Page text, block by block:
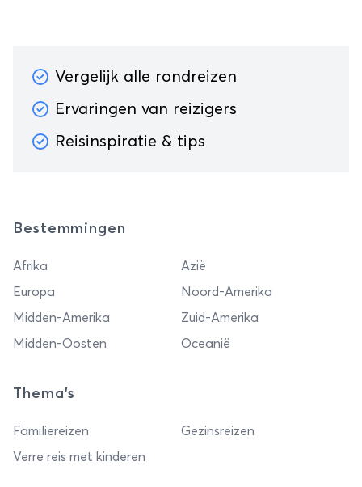
Vergelijk alle rondreizen
Ervaringen van reizigers
Reisinspiratie & tips
Bestemmingen
Afrika
Azië
Europa
Noord-Amerika
Midden-Amerika
Zuid-Amerika
Midden-Oosten
Oceanië
Thema's
Familiereizen
Gezinsreizen
Verre reis met kinderen